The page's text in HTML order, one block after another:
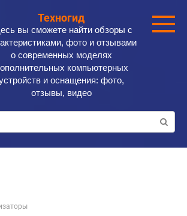
Техногид
вы сможете найти обзоры с
фото и отзывами
о современных моделях
компьютерных
и оснащения: фото,
отзывы, видео